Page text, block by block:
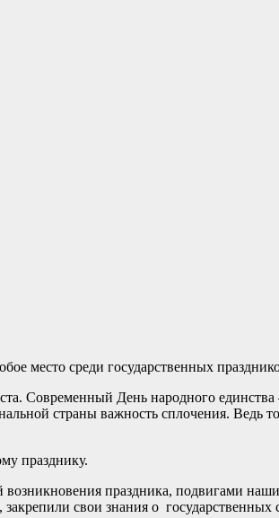
место среди государственных
Современный День народного
страны важность сплочения. Ведь
празднику.
праздника, подвигами
свои знания о государственных